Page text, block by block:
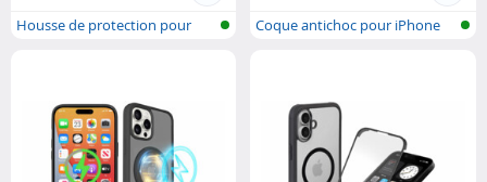
Housse de protection pour
Coque antichoc pour iPhone